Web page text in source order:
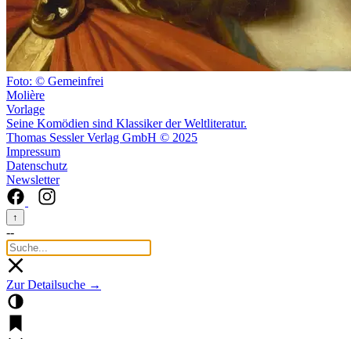
Foto: © Gemeinfrei
Molière
Vorlage
Seine Komödien sind Klassiker der Weltliteratur.
Thomas Sessler Verlag GmbH © 2025
Impressum
Datenschutz
Newsletter
↑
--
Zur Detailsuche →